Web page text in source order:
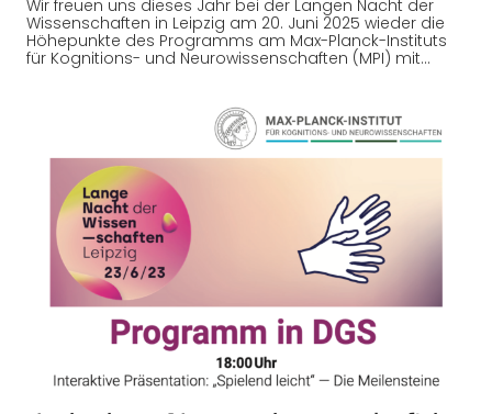
Wir freuen uns dieses Jahr bei der Langen Nacht der
Wissenschaften in Leipzig am 20. Juni 2025 wieder die
Höhepunkte des Programms am Max-Planck-Instituts
für Kognitions- und Neurowissenschaften (MPI) mit…